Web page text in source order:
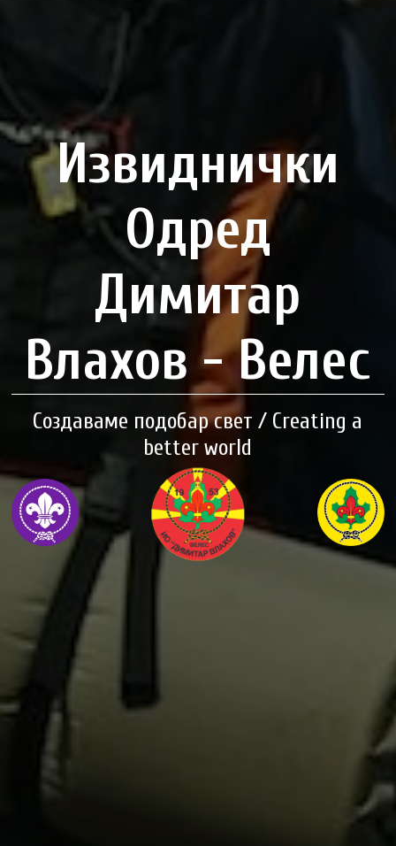
Извиднички
Одред
Димитар
Влахов - Велес
Создаваме подобар свет / Creating a
better world